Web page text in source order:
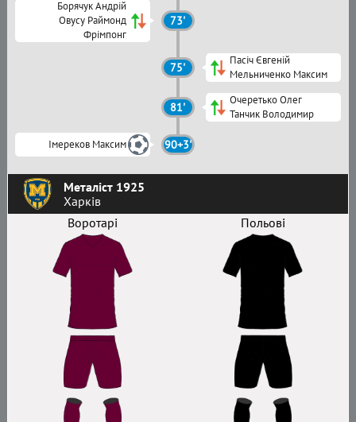
Металіст 1925
Харків
Воротарі
Польові
Борячук Андрій
Овусу Раймонд
Фрімпонг
73'
75'
Пасіч Євгеній
Мельниченко Максим
81'
Очеретько Олег
Танчик Володимир
Імереков Максим 90+3'